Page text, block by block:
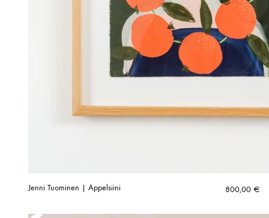
Jenni Tuominen | Appelsiini 800,00 €